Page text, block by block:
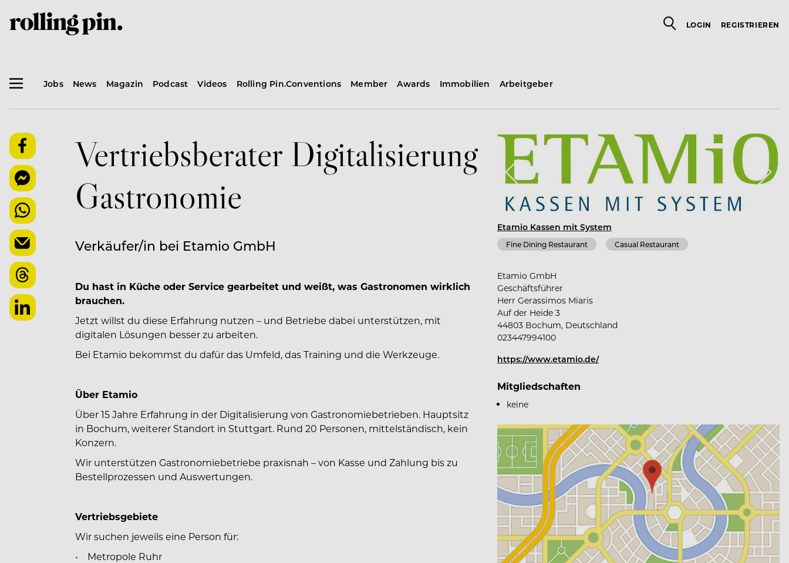
LOGIN REGISTRIEREN
Jobs News Magazin Podcast Videos Rolling Pin.Conventions Member Awards Immobilien Arbeitgeber
Vertriebsberater Digitalisierung
Gastronomie
Verkäufer/in bei Etamio GmbH
Du hast in Küche oder Service gearbeitet und weißt, was Gastronomen wirklich
brauchen.
Jetzt willst du diese Erfahrung nutzen – und Betriebe dabei unterstützen, mit
digitalen Lösungen besser zu arbeiten.
Bei Etamio bekommst du dafür das Umfeld, das Training und die Werkzeuge.
Über Etamio
Über 15 Jahre Erfahrung in der Digitalisierung von Gastronomiebetrieben. Hauptsitz
in Bochum, weiterer Standort in Stuttgart. Rund 20 Personen, mittelständisch, kein
Konzern.
Wir unterstützen Gastronomiebetriebe praxisnah – von Kasse und Zahlung bis zu
Bestellprozessen und Auswertungen.
Vertriebsgebiete
Wir suchen jeweils eine Person für:
• Metropole Ruhr
Etamio Kassen mit System
Fine Dining Restaurant Casual Restaurant
Etamio GmbH
Geschäftsführer
Herr Gerassimos Miaris
Auf der Heide 3
44803 Bochum, Deutschland
023447994100
https://www.etamio.de/
Mitgliedschaften
keine